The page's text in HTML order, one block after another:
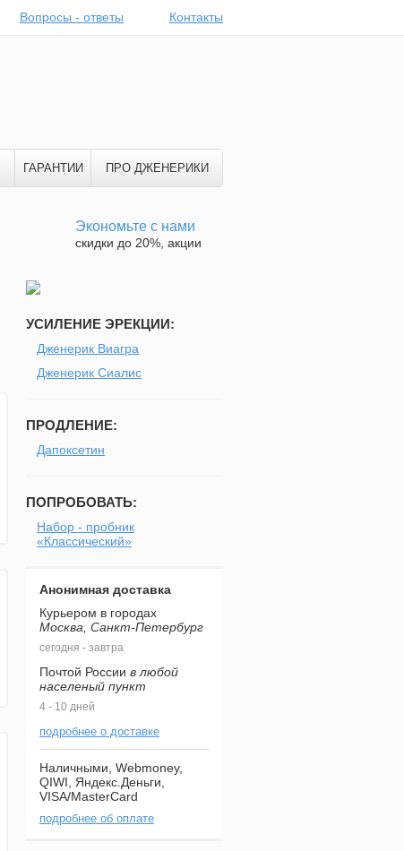
Вопросы - ответы Контакты
ГАРАНТИИ ПРО ДЖЕНЕРИКИ
Экономьте с нами
скидки до 20%, акции
УСИЛЕНИЕ ЭРЕКЦИИ:
Дженерик Виагра
Дженерик Сиалис
ПРОДЛЕНИЕ:
Дапоксетин
ПОПРОБОВАТЬ:
Набор - пробник
«Классический»
Анонимная доставка
Курьером в городах
Москва, Санкт-Петербург
сегодня - завтра
Почтой России в любой
населеный пункт
4 - 10 дней
подробнее о доставке
Наличными, Webmoney,
QIWI, Яндекс.Деньги,
VISA/MasterCard
подробнее об оплате